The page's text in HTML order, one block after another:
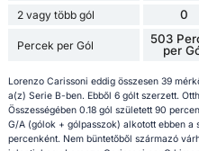
2 vagy több gól 0
Percek per Gól
503
per
Lorenzo Carissoni eddig összesen 39
a(z) Serie B-ben. Ebből 6 gólt szerzett.
Összességében 0.18 gól született 90
G/A (gólok + gólpasszok) alkotott ebben
percenként. Nem büntetőből származó